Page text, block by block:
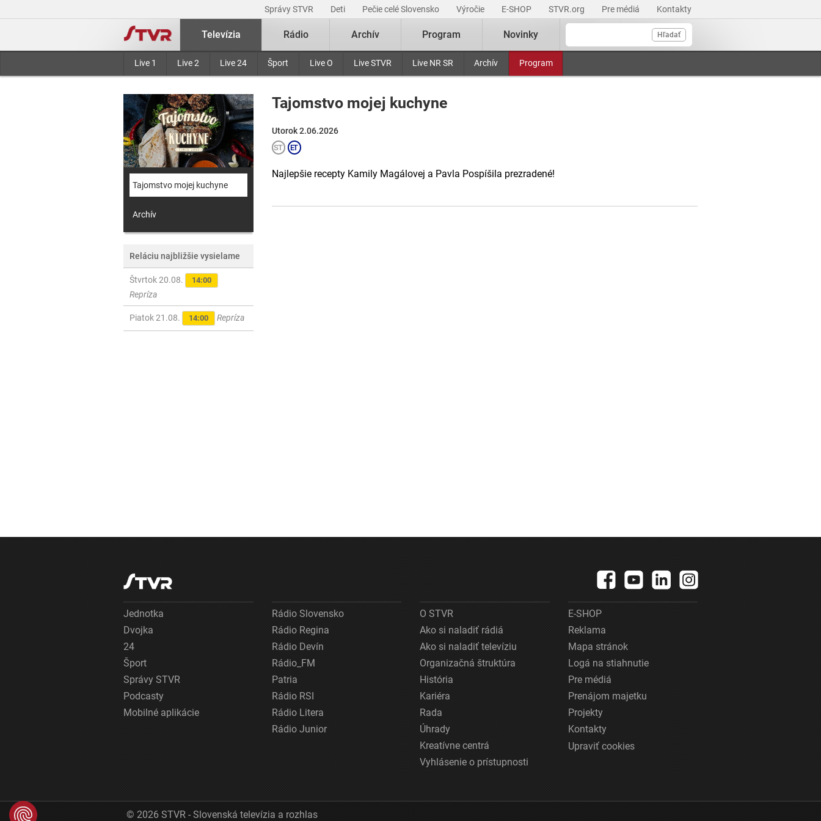
Správy STVR Deti Pečie celé Slovensko Výročie E-SHOP STVR.org Pre médiá Kontakty
Hľadať
Televízia
Live 1 Live 2 Live 24 Šport Live O Live STVR Live NR SR Archív Program
Rádio Archív Program Novinky
Tajomstvo mojej kuchyne
Archív
Reláciu najbližšie vysielame
Štvrtok 20.08. 14:00
Repríza
Piatok 21.08. 14:00 Repríza
Tajomstvo mojej kuchyne
Utorok 2.06.2026
Najlepšie recepty Kamily Magálovej a Pavla Pospíšila prezradené!
Jednotka
Dvojka
24
Šport
Správy STVR
Podcasty
Mobilné aplikácie
Rádio Slovensko
Rádio Regina
Rádio Devín
Rádio_FM
Patria
Rádio RSI
Rádio Litera
Rádio Junior
O STVR
Ako si naladiť rádiá
Ako si naladiť televíziu
Organizačná štruktúra
História
Kariéra
Rada
Úhrady
Kreatívne centrá
Vyhlásenie o prístupnosti
E-SHOP
Reklama
Mapa stránok
Logá na stiahnutie
Pre médiá
Prenájom majetku
Projekty
Kontakty
Upraviť cookies
© 2026 STVR - Slovenská televízia a rozhlas